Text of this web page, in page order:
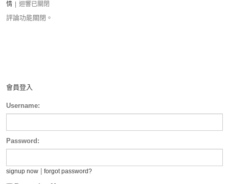
情 迴響已關閉
評論功能關閉。
會員登入
Username:
Password:
signup now forgot password?